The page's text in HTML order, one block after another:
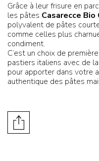
Grâce à leur frisure en
les pâtes Casarecce
polyvalent de pâtes
comme celles plus
condiment.
C’est un choix de
pastiers italiens avec de
pour apporter dans votre
authentique des pâtes